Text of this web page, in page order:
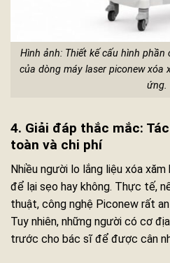
Hình ảnh: Thiết kế cấu hình phần
của dòng máy laser piconew xóa
ứng.
4. Giải đáp thắc mắc:
toàn và chi phí
Nhiều người lo lắng liệu xóa xăm
để lại sẹo hay không. Thực tế,
thuật, công nghệ Piconew rất
Tuy nhiên, những người có cơ
trước cho bác sĩ để được cân